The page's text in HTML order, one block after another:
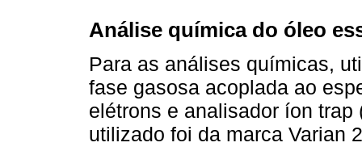
Análise química do óleo
Para as análises químicas,
fase gasosa acoplada ao
elétrons e analisador íon trap
utilizado foi da marca Varian